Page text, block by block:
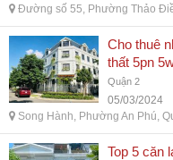
Đường số 55, Phường Thảo
Cho thuê
thất 5pn
phường an
Quận 2
05/03/2024
Song Hành, Phường An Phú,
Top 5 căn